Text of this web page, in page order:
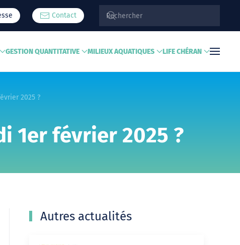
Contact
GESTION QUANTITATIVE MILIEUX AQUATIQUES LIFE CHÉRAN
2025 ?
1er février 2025 ?
Autres actualités